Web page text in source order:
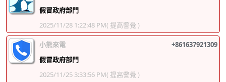
假冒政府部門
2025/11/28 1:22:48 PM( 提高警覺 )
小熊來電
+861637921309
假冒政府部門
2025/11/25 3:33:56 PM( 提高警覺 )